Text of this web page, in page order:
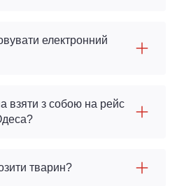
електронний
взяти з собою на рейс
тварин?